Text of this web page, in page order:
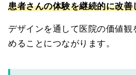
患者さんの体験を継続的に改
デザインを通して医院の価値
めることにつながります。